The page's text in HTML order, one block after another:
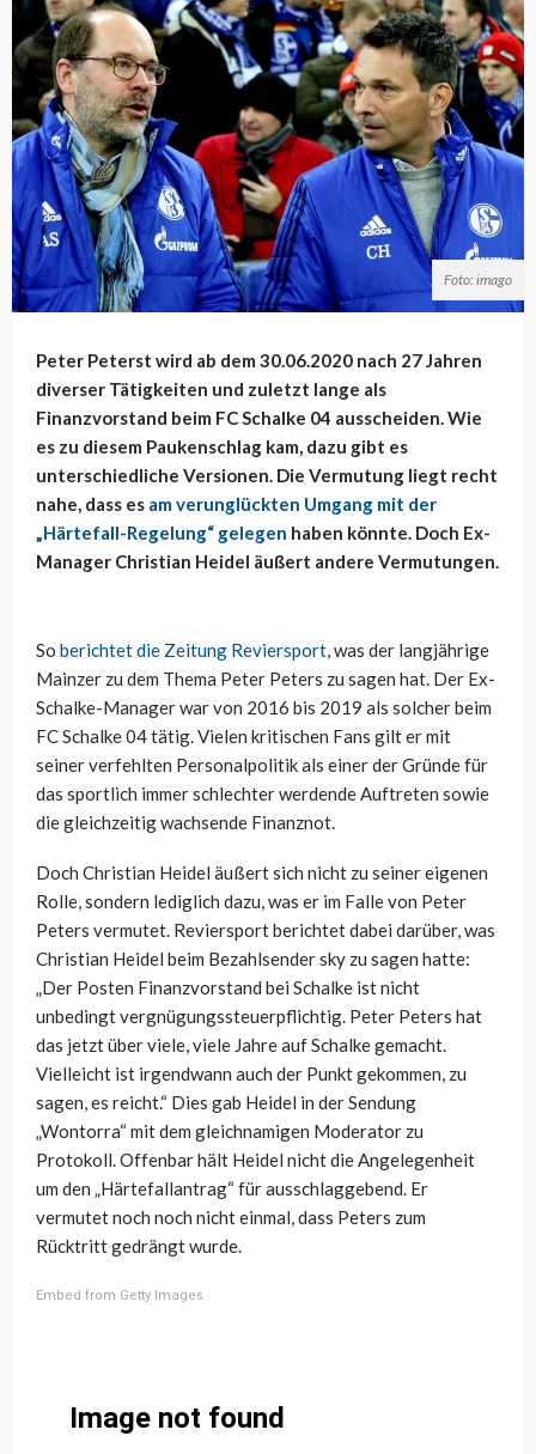
Foto: imago
Peter Peterst wird ab dem 30.06.2020 nach 27 Jahren
diverser Tätigkeiten und zuletzt lange als
Finanzvorstand beim FC Schalke 04 ausscheiden. Wie
es zu diesem Paukenschlag kam, dazu gibt es
unterschiedliche Versionen. Die Vermutung liegt recht
nahe, dass es am verunglückten Umgang mit der
„Härtefall-Regelung“ gelegen haben könnte. Doch Ex-
Manager Christian Heidel äußert andere Vermutungen.
So berichtet die Zeitung Reviersport, was der langjährige
Mainzer zu dem Thema Peter Peters zu sagen hat. Der Ex-
Schalke-Manager war von 2016 bis 2019 als solcher beim
FC Schalke 04 tätig. Vielen kritischen Fans gilt er mit
seiner verfehlten Personalpolitik als einer der Gründe für
das sportlich immer schlechter werdende Auftreten sowie
die gleichzeitig wachsende Finanznot.
Doch Christian Heidel äußert sich nicht zu seiner eigenen
Rolle, sondern lediglich dazu, was er im Falle von Peter
Peters vermutet. Reviersport berichtet dabei darüber, was
Christian Heidel beim Bezahlsender sky zu sagen hatte:
„Der Posten Finanzvorstand bei Schalke ist nicht
unbedingt vergnügungssteuerpflichtig. Peter Peters hat
das jetzt über viele, viele Jahre auf Schalke gemacht.
Vielleicht ist irgendwann auch der Punkt gekommen, zu
sagen, es reicht.“ Dies gab Heidel in der Sendung
„Wontorra“ mit dem gleichnamigen Moderator zu
Protokoll. Offenbar hält Heidel nicht die Angelegenheit
um den „Härtefallantrag“ für ausschlaggebend. Er
vermutet noch noch nicht einmal, dass Peters zum
Rücktritt gedrängt wurde.
Embed from Getty Images